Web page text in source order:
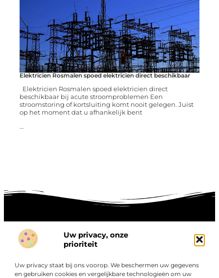
Uw privacy, onze
prioriteit
Uw privacy staat bij ons voorop. We beschermen uw gegevens
en gebruiken cookies en vergelijkbare technologieën om uw
Elektricien Rosmalen spoed elektricien direct beschikbaar
Elektricien Rosmalen spoed elektricien direct
beschikbaar bij acute stroomproblemen Een
stroomstoring of kortsluiting komt nooit gelegen. Juist
op het moment dat u afhankelijk bent
...
Over
Onze informatie